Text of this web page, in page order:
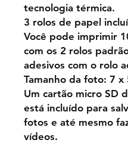
tecnologia térmica.
3 rolos de papel
Você pode imprimir
com os 2 rolos
adesivos com o rolo
Tamanho da foto: 7 x
Um cartão micro SD
está incluído para
fotos e até mesmo
vídeos.